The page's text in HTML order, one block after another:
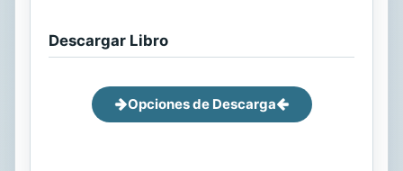
Descargar Libro
Opciones de Descarga